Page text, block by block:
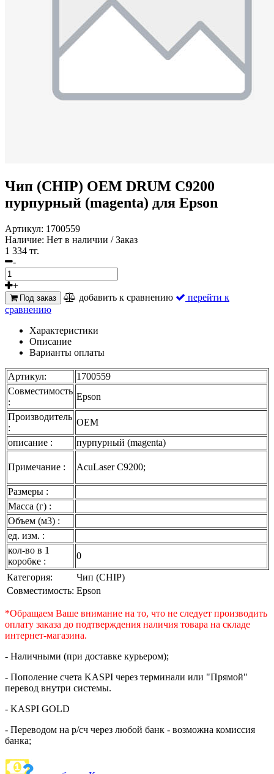
Чип (CHIP) OEM DRUM C9200
пурпурный (magenta) для Epson
Артикул: 1700559
Наличие: Нет в наличии / Заказ
1 334 тг.
-
+
Под заказ добавить к сравнению
перейти к
сравнению
Характеристики
Описание
Варианты оплаты
Артикул:
1700559
Совместимость
:
Epson
Производитель
:
OEM
описание :
пурпурный (magenta)
Примечание : AcuLaser C9200;
Размеры :
Масса (г) :
Объем (м3) :
ед. изм. :
кол-во в 1
коробке :
0
Категория:
Чип (CHIP)
Совместимость: Epson
*Обращаем Ваше внимание на то, что не следует производить
оплату заказа до подтверждения наличия товара на складе
интернет-магазина.
- Наличными (при доставке курьером);
- Пополение счета KASPI через терминали или "Прямой"
перевод внутри системы.
- KASPI GOLD
- Переводом на р/сч через любой банк - возможна комиссия
банка;